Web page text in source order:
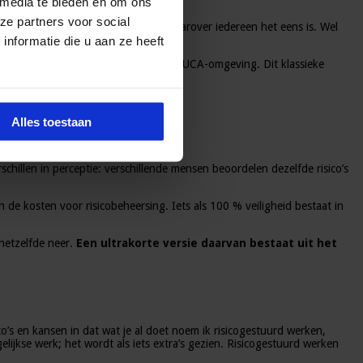
partners voor social
die u aan ze heeft
Alles toestaan
voor zijn, oplossingen waarover iedereen het eens is. Wel
zoveel mogelijk mensen.
van wilde vraagstukken in een VUCA-omgeving. Dit klassieke
noem ik risicoleiderschap.
.
in perceptie: verschillende mensen beoordelen dezelfde risico’s
kosten voor risicobeheersing. Iets als 100 % veiligheid bestaat in
neer. Een ultrakorte versie daarvan bestaat uit het
en kansen in dat wat je al doet noem ik risicogestuurd werken,
werk; het wordt als iets extra’s gezien. Risicogestuurd werken